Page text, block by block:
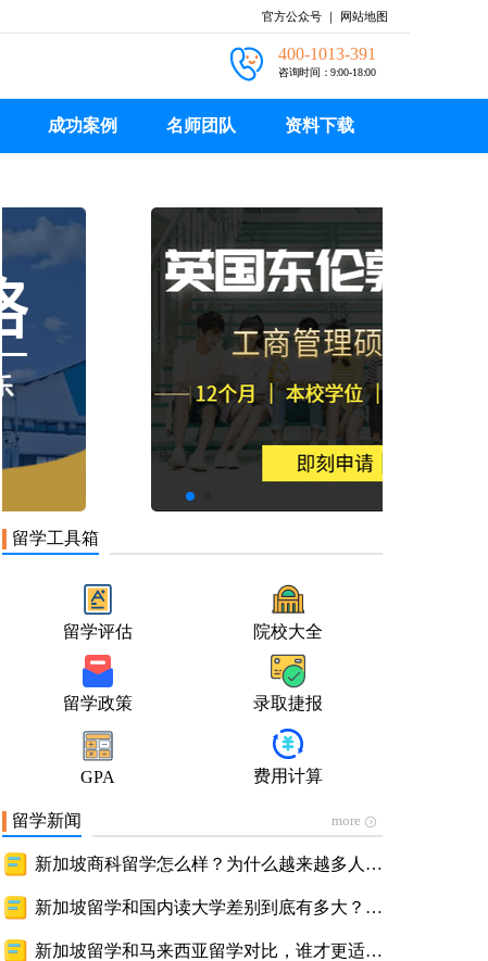
官方公众号 ｜ 网站地图
400-1013-391
咨询时间：9:00-18:00
成功案例 名师团队 资料下载
留学工具箱
留学评估 院校大全
留学政策 录取捷报
GPA 费用计算
留学新闻 more
新加坡商科留学怎么样？为什么越来越多人申
请，背后的优势终于藏不住了
新加坡留学和国内读大学差别到底有多大？看
完就懂的深度解析
新加坡留学和马来西亚留学对比，谁才更适合